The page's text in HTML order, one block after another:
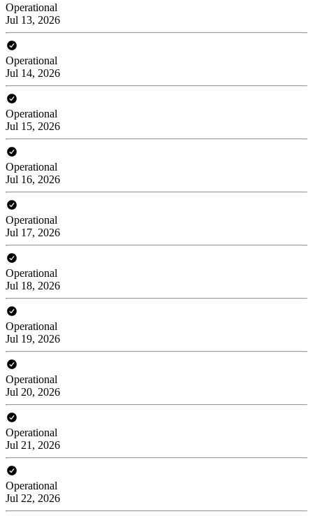
Operational
Jul 13, 2026
Operational
Jul 14, 2026
Operational
Jul 15, 2026
Operational
Jul 16, 2026
Operational
Jul 17, 2026
Operational
Jul 18, 2026
Operational
Jul 19, 2026
Operational
Jul 20, 2026
Operational
Jul 21, 2026
Operational
Jul 22, 2026